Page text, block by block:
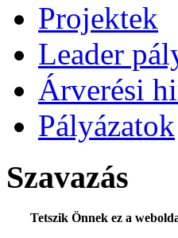
Projektek
Leader
Árverési
Pályázatok
Szavazás
Tetszik Önnek ez a